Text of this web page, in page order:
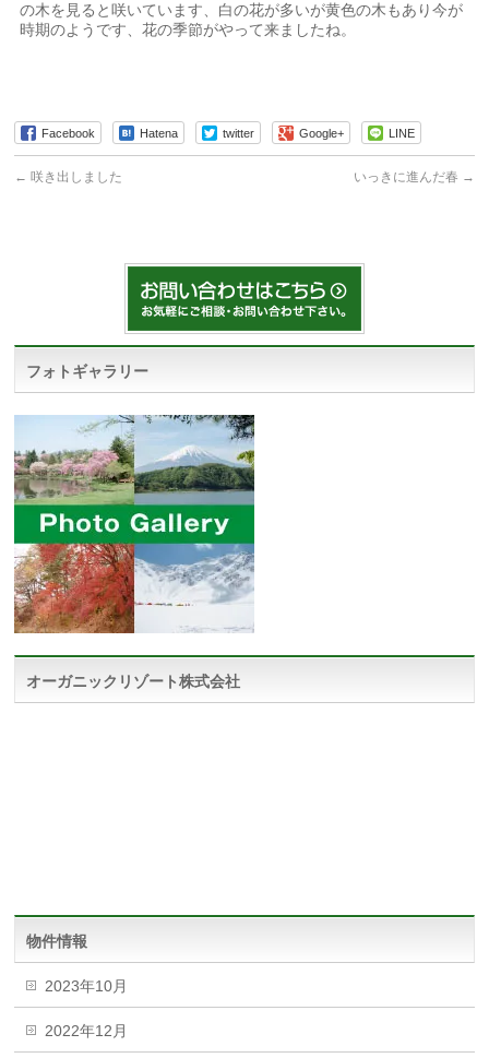
の木を見ると咲いています、白の花が多いが黄色の木もあり今が
時期のようです、花の季節がやって来ましたね。
Facebook Hatena twitter Google+ LINE
← 咲き出しました いっきに進んだ春 →
フォトギャラリー
オーガニックリゾート株式会社
物件情報
2023年10月
2022年12月